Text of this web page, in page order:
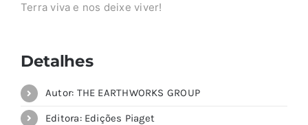
Terra viva e nos deixe viver!
Detalhes
Autor: THE EARTHWORKS GROUP
Editora: Edições Piaget